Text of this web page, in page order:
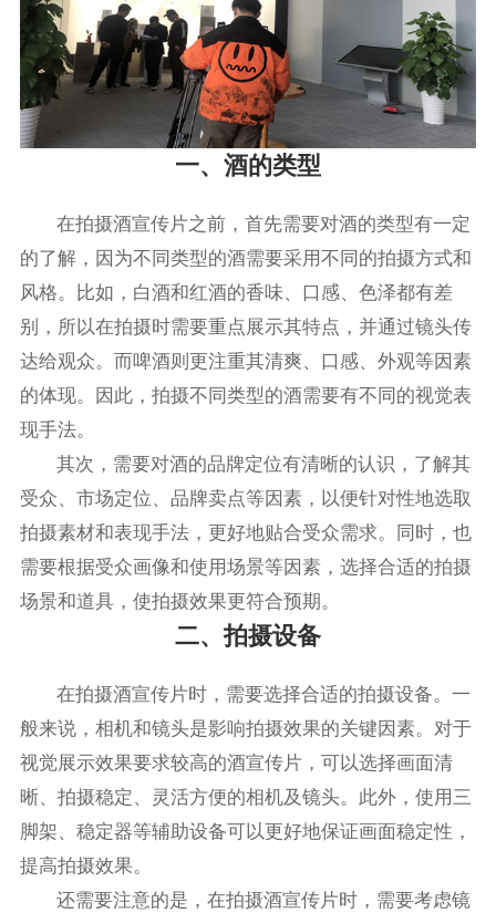
一、酒的类型
在拍摄酒宣传片之前，首先需要对酒的类型有一定
的了解，因为不同类型的酒需要采用不同的拍摄方式和
风格。比如，白酒和红酒的香味、口感、色泽都有差
别，所以在拍摄时需要重点展示其特点，并通过镜头传
达给观众。而啤酒则更注重其清爽、口感、外观等因素
的体现。因此，拍摄不同类型的酒需要有不同的视觉表
现手法。
其次，需要对酒的品牌定位有清晰的认识，了解其
受众、市场定位、品牌卖点等因素，以便针对性地选取
拍摄素材和表现手法，更好地贴合受众需求。同时，也
需要根据受众画像和使用场景等因素，选择合适的拍摄
场景和道具，使拍摄效果更符合预期。
二、拍摄设备
在拍摄酒宣传片时，需要选择合适的拍摄设备。一
般来说，相机和镜头是影响拍摄效果的关键因素。对于
视觉展示效果要求较高的酒宣传片，可以选择画面清
晰、拍摄稳定、灵活方便的相机及镜头。此外，使用三
脚架、稳定器等辅助设备可以更好地保证画面稳定性，
提高拍摄效果。
还需要注意的是，在拍摄酒宣传片时，需要考虑镜